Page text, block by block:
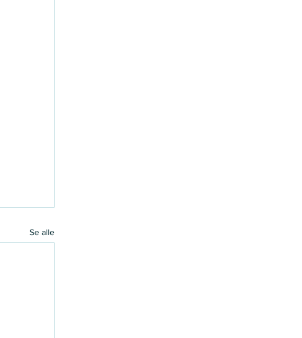
Se alle